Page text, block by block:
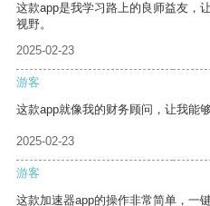
这款app是我学习路上的良师益友，
视野。
2025-02-23
游客
这款app就像我的财务顾问，让我能
2025-02-23
游客
这款加速器app的操作非常简单，一